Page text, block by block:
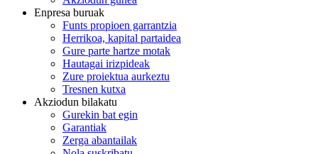
Enpresa buruak
Funts propioen garrantzia
Herrikoa, kapital partaidea
Gure parte hartze motak
Hautagai irizpideak
Zure proiektua aurkeztu
Tresnen kutxa
Akziodun bilakatu
Gurekin bat egin
Garantiak
Zerga abantailak